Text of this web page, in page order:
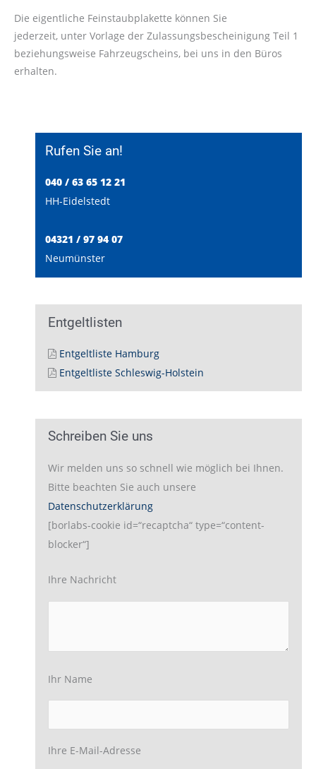
Die eigentliche Feinstaubplakette können Sie
jederzeit, unter Vorlage der Zulassungsbescheinigung Teil 1
beziehungsweise Fahrzeugscheins, bei uns in den Büros
erhalten.
Rufen Sie an!
040 / 63 65 12 21
HH-Eidelstedt
04321 / 97 94 07
Neumünster
Entgeltlisten
Entgeltliste Hamburg
Entgeltliste Schleswig-Holstein
Schreiben Sie uns
Wir melden uns so schnell wie möglich bei Ihnen.
Bitte beachten Sie auch unsere
Datenschutzerklärung
[borlabs-cookie id=“recaptcha“ type=“content-
blocker“]
Ihre Nachricht
Ihr Name
Ihre E-Mail-Adresse